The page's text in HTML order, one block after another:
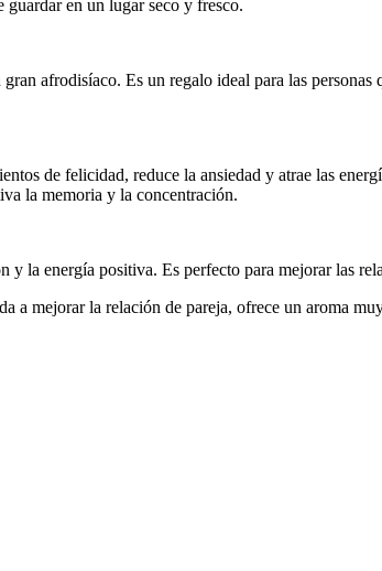
en un lugar seco y fresco.
afrodisíaco. Es un regalo ideal para las
de felicidad, reduce la ansiedad y atrae las
la memoria y la concentración.
la energía positiva. Es perfecto para mejorar las
a mejorar la relación de pareja, ofrece un aroma